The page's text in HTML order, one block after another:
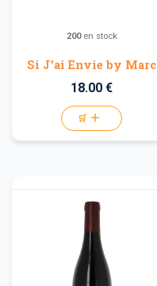
200en stock
Si J'ai Envie by Marc
18.00 €
🛒